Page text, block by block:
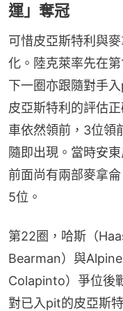
運」奪冠
可惜皮亞斯特利與
化。陸克萊率先在
下一圈亦跟隨對手
皮亞斯特利的評估
車依然領前，3位領
隨即出現。當時安
前面尚有兩部麥拿
5位。
第22圈，哈斯（
Bearman）與
Colapinto）爭位後
對已入pit的皮亞斯